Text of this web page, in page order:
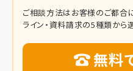
ご相談方法はお客様のご都合
ライン・資料請求の5種類から
無料